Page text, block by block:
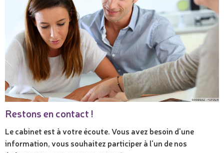
Restons en contact !
Le cabinet est à votre écoute. Vous avez besoin d'une
information, vous souhaitez participer à l'un de nos